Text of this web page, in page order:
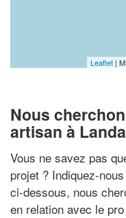
Leaflet |
Nous
artisan à
Vous ne savez pas
projet ? Indiquez-
ci-dessous, nous
en relation avec le